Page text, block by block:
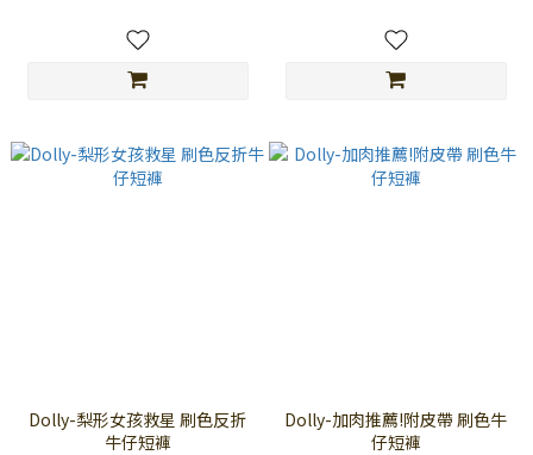
Dolly-梨形女孩救星 刷色反折
牛仔短褲
Dolly-加肉推薦!附皮帶 刷色牛
仔短褲